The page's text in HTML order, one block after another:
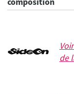
de